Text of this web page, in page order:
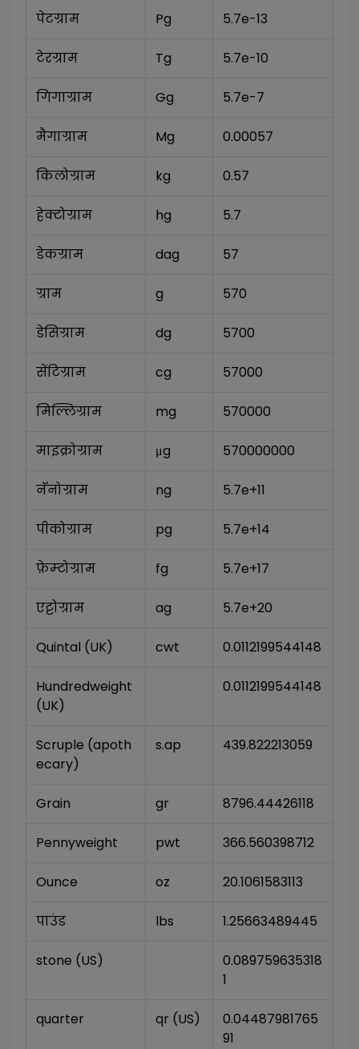
पेटग्राम Pg 5.7e-13
टेरग्राम Tg 5.7e-10
गिगाग्राम Gg 5.7e-7
मैगाग्राम Mg 0.00057
किलोग्राम kg 0.57
हेक्टोग्राम hg 5.7
डेकग्राम dag 57
ग्राम g 570
डेसिग्राम dg 5700
सेंटिग्राम cg 57000
मिल्लिग्राम mg 570000
माइक्रोग्राम μg 570000000
नॅनोग्राम ng 5.7e+11
पीकोग्राम pg 5.7e+14
फ़ेम्टोग्राम fg 5.7e+17
एट्टोग्राम ag 5.7e+20
Quintal (UK) cwt 0.0112199544148
Hundredweight
(UK)
0.0112199544148
Scruple (apoth
ecary)
s.ap 439.822213059
Grain gr 8796.44426118
Pennyweight pwt 366.560398712
Ounce oz 20.1061583113
पाउंड lbs 1.25663489445
stone (US)
0.089759635318
1
quarter qr (US)
0.04487981765
91